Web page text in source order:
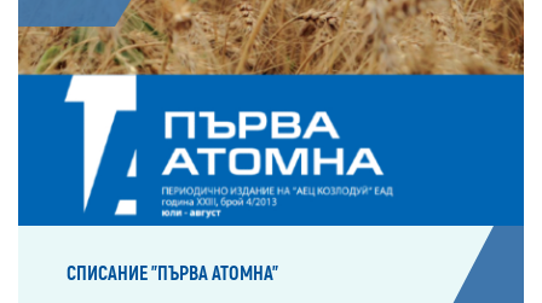
СПИСАНИЕ "ПЪРВА АТОМНА"